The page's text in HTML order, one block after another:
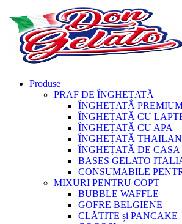
Produse
PRAF DE ÎNGHEȚATĂ
ÎNGHEȚATĂ
ÎNGHEȚATĂ CU
ÎNGHEȚATĂ CU APA
ÎNGHEȚATĂ
ÎNGHEȚATĂ DE CASA
BASES GELATO
CONSUMABILE
MIXURI PENTRU COPT
BUBBLE WAFFLE
GOFRE BELGIENE
CLĂTITE și PANCAKE